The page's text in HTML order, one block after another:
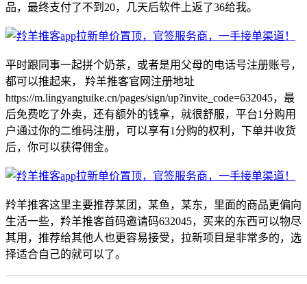
品，最终支付了不到20，几天后软件上返了36给我。
平时跟同事一起拼个奶茶，或者是用父母的电话号注册账号，
都可以推起来， 羚羊推客官网注册地址
https://m.lingyangtuike.cn/pages/sign/up?invite_code=632045，最
后免费吃了外卖，还有额外的钱拿，就很舒服，平台1分购用
户通过你的二维码注册，可以享有1分购的权利，下单并收货
后，你可以获得佣金。
羚羊推客这里主要推荐某团，某鱼，某东，里面的商品更偏向
生活一些，羚羊推客首码邀请码632045，买来的东西可以物尽
其用，推荐给其他人也更容易接受，拉新项目是非常多的，选
择适合自己的就可以了。